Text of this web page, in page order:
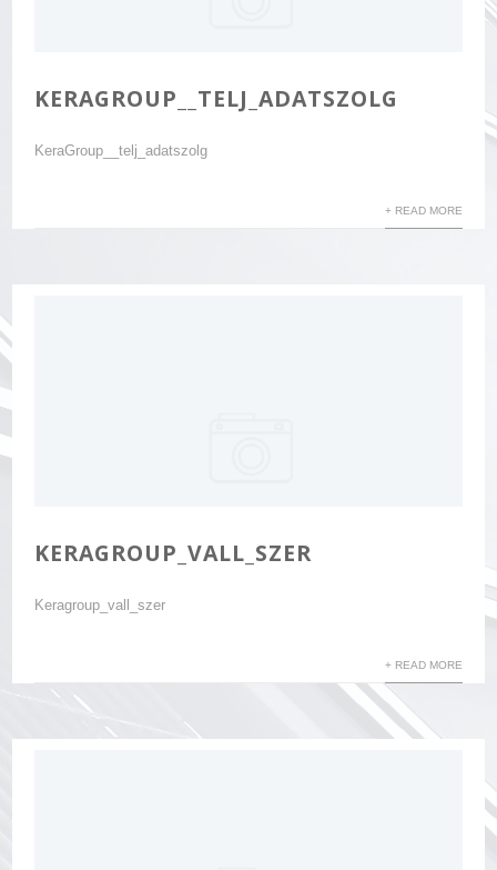
KERAGROUP__TELJ_ADATSZOLG
KeraGroup__telj_adatszolg
+ READ MORE
KERAGROUP_VALL_SZER
Keragroup_vall_szer
+ READ MORE